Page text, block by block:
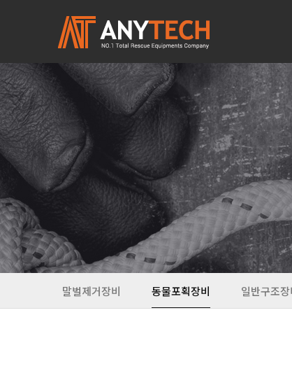
말벌제거장비 동물포획장비 일반구조장